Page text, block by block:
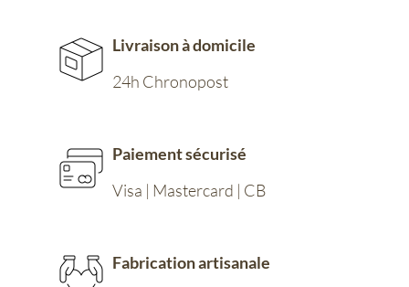
Livraison à domicile
24h Chronopost
Paiement sécurisé
Visa | Mastercard | CB
Fabrication artisanale